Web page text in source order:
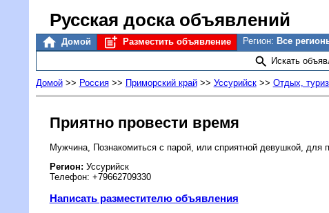
Русская доска объявлений
Домой Разместить объявление Регион: Все
Искать
Домой>> Россия>> Приморский край>> Уссурийск>> Отдых,
Приятно провести время
Мужчина, Познакомиться с парой, или сприятной девушкой, для
Регион: Уссурийск
Телефон: +79662709330
Написать разместителю объявления